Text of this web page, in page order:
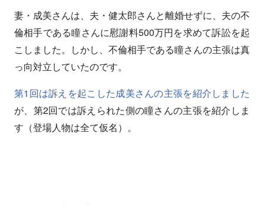
妻・成美さんは、夫・健太郎さんと離婚せずに、夫の不
倫相手である瞳さんに慰謝料500万円を求めて訴訟を起
こしました。しかし、不倫相手である瞳さんの主張は真
っ向対立していたのです。
第1回は訴えを起こした成美さんの主張を紹介しました
が、第2回では訴えられた側の瞳さんの主張を紹介しま
す（登場人物は全て仮名）。